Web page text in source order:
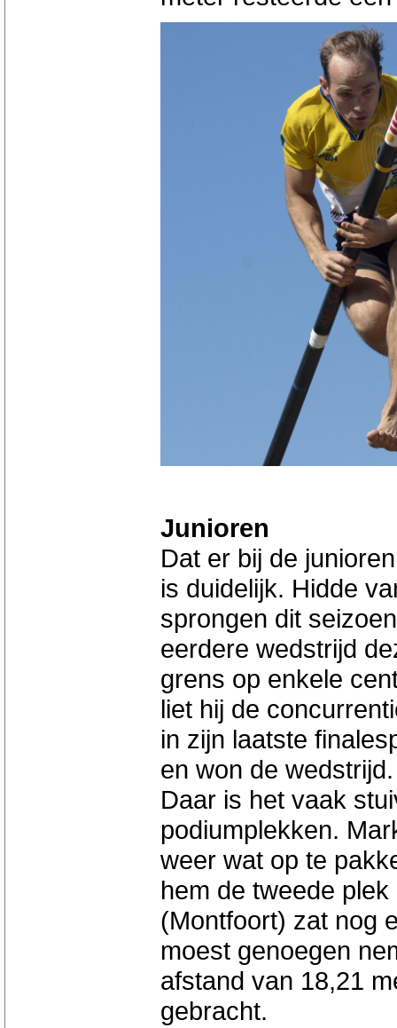
Junioren
Dat er bij de
is duidelijk. Hidde
sprongen dit
eerdere wedstrijd
grens op enkele
liet hij de
in zijn laatste
en won de
Daar is het vaak
podiumplekken.
weer wat op te
hem de tweede
(Montfoort) zat nog
moest genoegen
afstand van 18,21
gebracht.